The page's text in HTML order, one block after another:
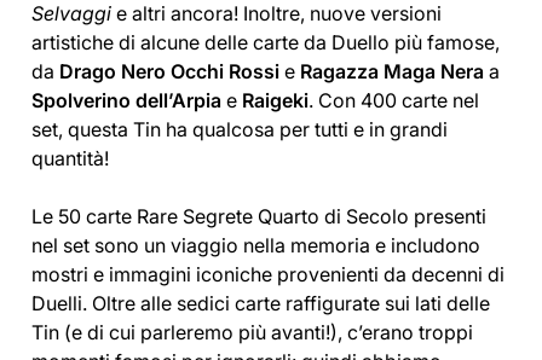
Selvaggi e altri ancora! Inoltre, nuove versioni
artistiche di alcune delle carte da Duello più famose,
da Drago Nero Occhi Rossi e Ragazza Maga Nera a
Spolverino dell’Arpia e Raigeki. Con 400 carte nel
set, questa Tin ha qualcosa per tutti e in grandi
quantità!
Le 50 carte Rare Segrete Quarto di Secolo presenti
nel set sono un viaggio nella memoria e includono
mostri e immagini iconiche provenienti da decenni di
Duelli. Oltre alle sedici carte raffigurate sui lati delle
Tin (e di cui parleremo più avanti!), c’erano troppi